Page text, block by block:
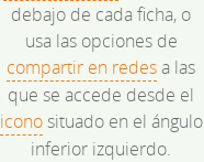
debajo de cada ficha, o
usa las opciones de
compartir en redesa las
que se accede desde el
iconosituado en el ángulo
inferior izquierdo.